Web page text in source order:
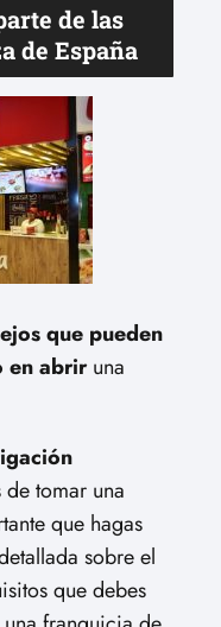
de las
de España
que pueden
en abriruna
de tomar una
que hagas
sobre el
que debes